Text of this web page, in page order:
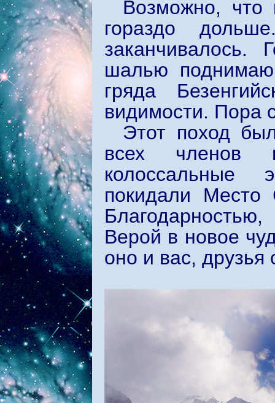
Возможно, что
гораздо
заканчивалось.
шалью
гряда
видимости. Пора
Этот поход
всех членов
колоссальные
покидали
Верой в новое
оно и вас,